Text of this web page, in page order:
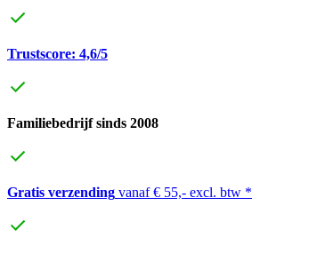
Trustscore: 4,6/5
Familiebedrijf sinds 2008
Gratis verzending vanaf € 55,- excl. btw *